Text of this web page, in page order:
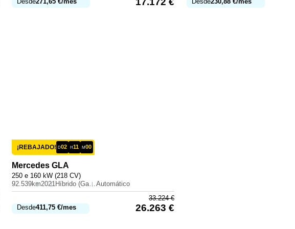
¡REBAJADO! D02 H11 M00
Mercedes GLA
250 e 160 kW (218 CV)
92.539km2021 Híbrido (Gasolina)Automático
Desde411,75 €/mes
33.224€
26.263 €